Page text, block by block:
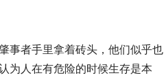
事者手里拿着砖头，他们似乎也
为人在有危险的时候生存是本